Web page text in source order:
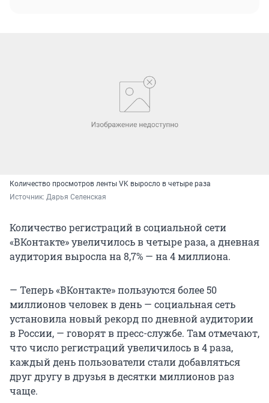
Количество просмотров ленты VK выросло в четыре раза
Источник: Дарья Селенская
Количество регистраций в социальной сети
«ВКонтакте» увеличилось в четыре раза, а дневная
аудитория выросла на 8,7% — на 4 миллиона.
— Теперь «ВКонтакте» пользуются более 50
миллионов человек в день — социальная сеть
установила новый рекорд по дневной аудитории
в России, — говорят в пресс-службе. Там отмечают,
что число регистраций увеличилось в 4 раза,
каждый день пользователи стали добавляться
друг другу в друзья в десятки миллионов раз
чаще.